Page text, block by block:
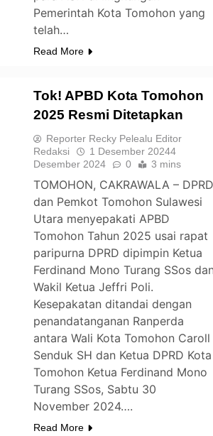
Pemerintah Kota Tomohon yang
telah…
Read More
Tok! APBD Kota Tomohon
2025 Resmi Ditetapkan
Reporter Recky Pelealu Editor
Redaksi
1 Desember 20244
Desember 2024
0 3 mins
TOMOHON, CAKRAWALA –
dan Pemkot Tomohon Sulawesi
Utara menyepakati APBD
Tomohon Tahun 2025 usai rapat
paripurna DPRD dipimpin Ketua
Ferdinand Mono Turang SSos
Wakil Ketua Jeffri Poli.
Kesepakatan ditandai dengan
penandatanganan Ranperda
antara Wali Kota Tomohon Caroll
Senduk SH dan Ketua DPRD Kota
Tomohon Ketua Ferdinand Mono
Turang SSos, Sabtu 30
November 2024….
Read More